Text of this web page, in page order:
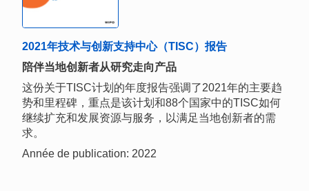
2021年技术与创新支持中心（TISC）报告
陪伴当地创新者从研究走向产品
这份关于TISC计划的年度报告强调了2021年的主要趋
势和里程碑，重点是该计划和88个国家中的TISC如何
继续扩充和发展资源与服务，以满足当地创新者的需
求。
Année de publication: 2022